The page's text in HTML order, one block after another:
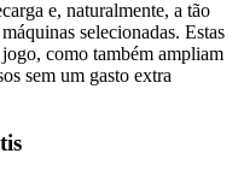
e, naturalmente, a tão
selecionadas. Estas
como também ampliam
sem um gasto extra